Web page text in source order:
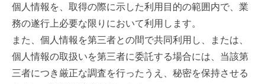
個人情報を、取得の際に示した利用目的の範囲内で、業
務の遂行上必要な限りにおいて利用します。
また、個人情報を第三者との間で共同利用し、または、
個人情報の取扱いを第三者に委託する場合には、当該第
三者につき厳正な調査を行ったうえ、秘密を保持させる